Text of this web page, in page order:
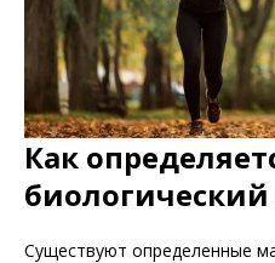
Как
биологический
Существуют определенные